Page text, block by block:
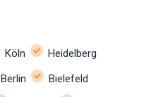
Köln
Heidelberg
Berlin
Bielefeld